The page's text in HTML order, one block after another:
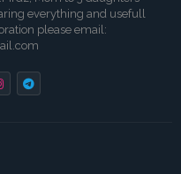
everything and usefull
please email: